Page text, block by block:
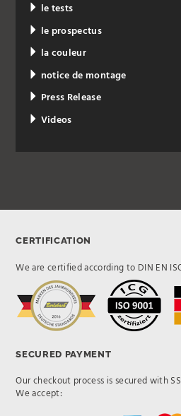
le tests
le prospectus
la couleur
notice de montage
Press Release
Videos
CERTIFICATION
We are certified according to DIN EN
SECURED PAYMENT
Our checkout process is secured with
We accept: